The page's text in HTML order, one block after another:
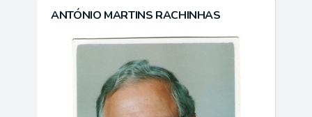
ANTÓNIO MARTINS RACHINHAS